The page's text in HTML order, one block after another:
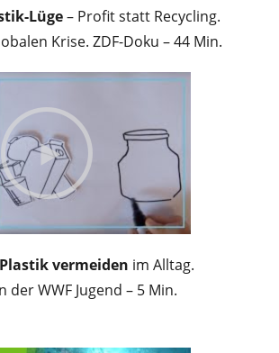
Lüge– Profit statt Recycling.
Krise. ZDF-Doku – 44 Min.
vermeiden im Alltag.
der WWF Jugend – 5 Min.